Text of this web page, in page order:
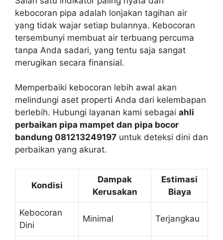
kebocoran pipa adalah lonjakan tagihan air
yang tidak wajar setiap bulannya. Kebocoran
tersembunyi membuat air terbuang percuma
tanpa Anda sadari, yang tentu saja sangat
merugikan secara finansial.
Memperbaiki kebocoran lebih awal akan
melindungi aset properti Anda dari kelembapan
berlebih. Hubungi layanan kami sebagai ahli
perbaikan pipa mampet dan pipa bocor
bandung 081213249197 untuk deteksi dini dan
perbaikan yang akurat.
Kondisi
Dampak
Kerusakan
Estimasi
Biaya
Kebocoran
Dini
Minimal Terjangkau